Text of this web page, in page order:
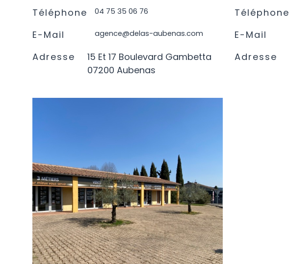
Téléphone 04 75 35 06 76
E-Mail agence@delas-aubenas.com
Adresse
15 Et 17 Boulevard Gambetta
07200 Aubenas
Téléphone
E-Mail
Adresse
VOIR L'AGENCE